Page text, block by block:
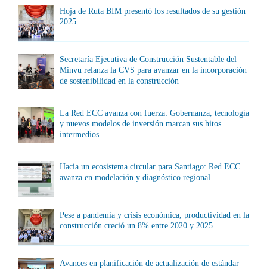
Hoja de Ruta BIM presentó los resultados de su gestión
2025
Secretaría Ejecutiva de Construcción Sustentable del
Minvu relanza la CVS para avanzar en la incorporación
de sostenibilidad en la construcción
La Red ECC avanza con fuerza: Gobernanza, tecnología
y nuevos modelos de inversión marcan sus hitos
intermedios
Hacia un ecosistema circular para Santiago: Red ECC
avanza en modelación y diagnóstico regional
Pese a pandemia y crisis económica, productividad en la
construcción creció un 8% entre 2020 y 2025
Avances en planificación de actualización de estándar